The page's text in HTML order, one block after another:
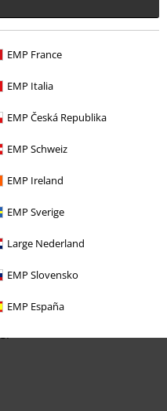
EMP France
EMP Italia
EMP Česká Republika
EMP Schweiz
EMP Ireland
EMP Sverige
Large Nederland
EMP Slovensko
EMP España